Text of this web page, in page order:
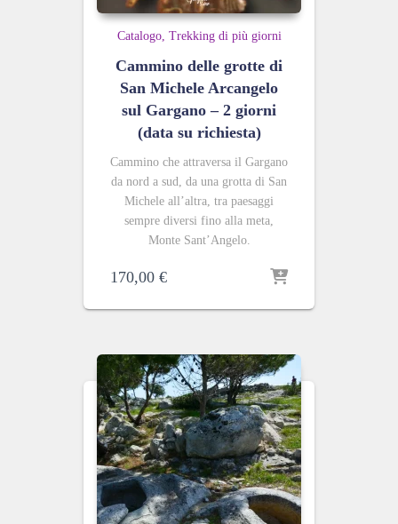
Catalogo Trekking di più giorni
Cammino delle grotte di
San Michele Arcangelo
sul Gargano – 2 giorni
(data su richiesta)
Cammino che attraversa il Gargano
da nord a sud, da una grotta di San
Michele all’altra, tra paesaggi
sempre diversi fino alla meta,
Monte Sant’Angelo.
170,00 €